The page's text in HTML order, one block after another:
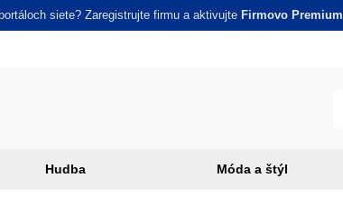
siete? Zaregistrujte firmu a aktivujte Firmovo Premium
Hudba Móda a štýl